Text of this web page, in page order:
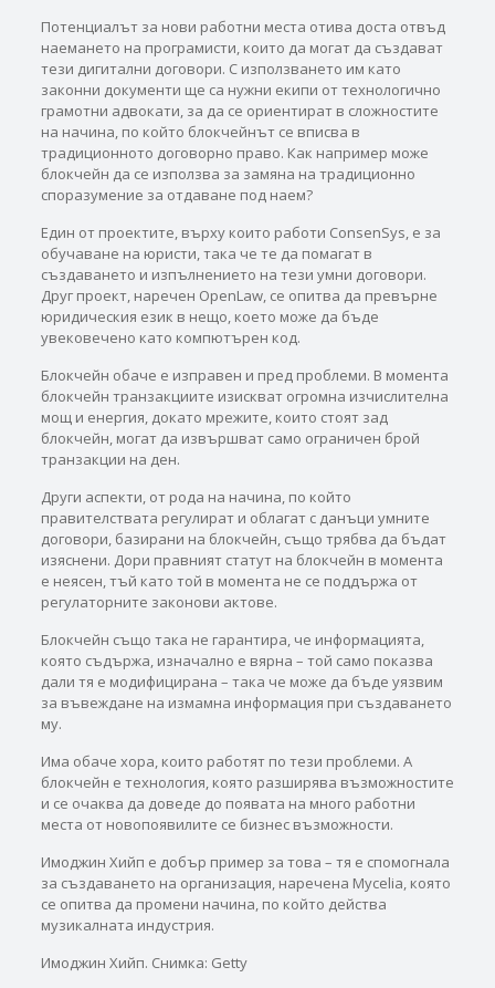
Потенциалът за нови работни места отива доста отвъд
наемането на програмисти, които да могат да създават
тези дигитални договори. С използването им като
законни документи ще са нужни екипи от технологично
грамотни адвокати, за да се ориентират в сложностите
на начина, по който блокчейнът се вписва в
традиционното договорно право. Как например може
блокчейн да се използва за замяна на традиционно
споразумение за отдаване под наем?
Един от проектите, върху които работи ConsenSys, е за
обучаване на юристи, така че те да помагат в
създаването и изпълнението на тези умни договори.
Друг проект, наречен OpenLaw, се опитва да превърне
юридическия език в нещо, което може да бъде
увековечено като компютърен код.
Блокчейн обаче е изправен и пред проблеми. В момента
блокчейн транзакциите изискват огромна изчислителна
мощ и енергия, докато мрежите, които стоят зад
блокчейн, могат да извършват само ограничен брой
транзакции на ден.
Други аспекти, от рода на начина, по който
правителствата регулират и облагат с данъци умните
договори, базирани на блокчейн, също трябва да бъдат
изяснени. Дори правният статут на блокчейн в момента
е неясен, тъй като той в момента не се поддържа от
регулаторните законови актове.
Блокчейн също така не гарантира, че информацията,
която съдържа, изначално е вярна – той само показва
дали тя е модифицирана – така че може да бъде уязвим
за въвеждане на измамна информация при създаването
му.
Има обаче хора, които работят по тези проблеми. А
блокчейн е технология, която разширява възможностите
и се очаква да доведе до появата на много работни
места от новопоявилите се бизнес възможности.
Имоджин Хийп е добър пример за това – тя е спомогнала
за създаването на организация, наречена Mycelia, която
се опитва да промени начина, по който действа
музикалната индустрия.
Имоджин Хийп. Снимка: Getty